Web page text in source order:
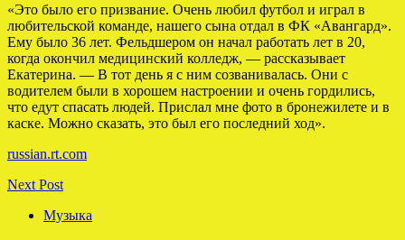
«Это было его призвание. Очень любил футбол и играл в
любительской команде, нашего сына отдал в ФК «Авангард».
Ему было 36 лет. Фельдшером он начал работать лет в 20,
когда окончил медицинский колледж, — рассказывает
Екатерина. — В тот день я с ним созванивалась. Они с
водителем были в хорошем настроении и очень гордились,
что едут спасать людей. Прислал мне фото в бронежилете и в
каске. Можно сказать, это был его последний ход».
russian.rt.com
Next Post
Музыка